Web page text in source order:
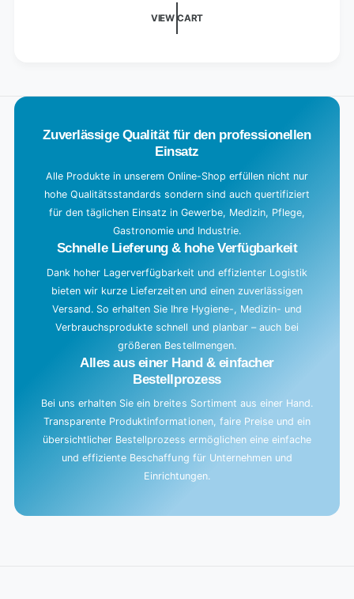
VIEW CART
Zuverlässige Qualität für den professionellen
Einsatz
Alle Produkte in unserem Online-Shop erfüllen nicht nur
hohe Qualitätsstandards sondern sind auch quertifiziert
für den täglichen Einsatz in Gewerbe, Medizin, Pflege,
Gastronomie und Industrie.
Schnelle Lieferung & hohe Verfügbarkeit
Dank hoher Lagerverfügbarkeit und effizienter Logistik
bieten wir kurze Lieferzeiten und einen zuverlässigen
Versand. So erhalten Sie Ihre Hygiene-, Medizin- und
Verbrauchsprodukte schnell und planbar – auch bei
größeren Bestellmengen.
Alles aus einer Hand & einfacher
Bestellprozess
Bei uns erhalten Sie ein breites Sortiment aus einer Hand.
Transparente Produktinformationen, faire Preise und ein
übersichtlicher Bestellprozess ermöglichen eine einfache
und effiziente Beschaffung für Unternehmen und
Einrichtungen.